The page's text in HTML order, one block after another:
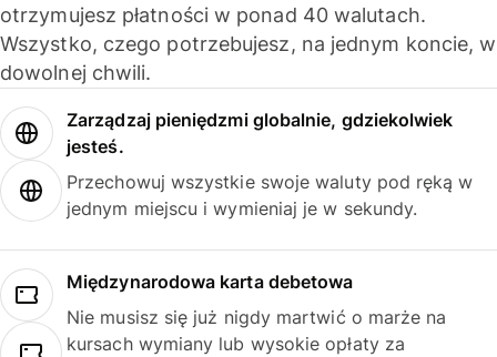
otrzymujesz płatności w ponad 40 walutach.
Wszystko, czego potrzebujesz, na jednym koncie, w
dowolnej chwili.
Zarządzaj pieniędzmi globalnie, gdziekolwiek
jesteś.
Przechowuj wszystkie swoje waluty pod ręką w
jednym miejscu i wymieniaj je w sekundy.
Międzynarodowa karta debetowa
Nie musisz się już nigdy martwić o marże na
kursach wymiany lub wysokie opłaty za